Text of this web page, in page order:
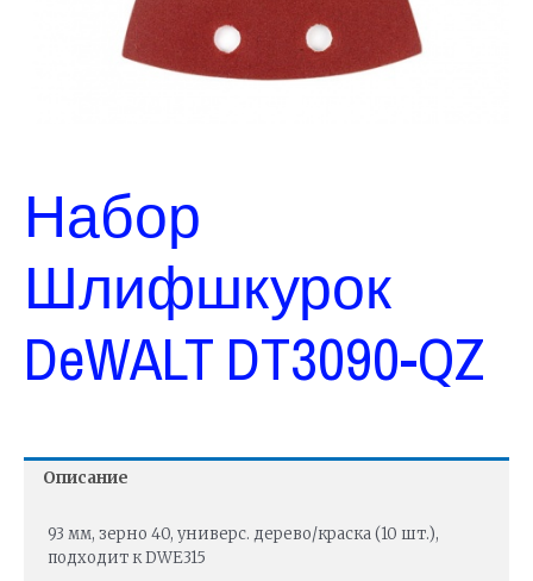
Набор
Шлифшкурок
DeWALT DT3090-QZ
Описание
93 мм, зерно 40, универс. дерево/краска (10 шт.),
подходит к DWE315